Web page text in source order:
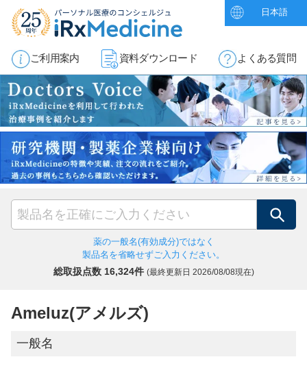
日本語
ご利用案内 資料ダウンロード よくある質問
検索
薬の一般名(有効成分)ではなく
製品名を省略せずご入力ください。
総取扱点数 16,324件 (最終更新日 2026/08/08現在)
Ameluz(アメルズ)
一般名